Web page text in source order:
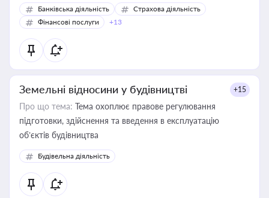
Банківська діяльність
Страхова діяльність
Фінансові послуги
+13
Земельні відносини у будівництві +15
Про що тема: Тема охоплює правове регулювання
підготовки, здійснення та введення в експлуатацію
об’єктів будівництва
Будівельна діяльність